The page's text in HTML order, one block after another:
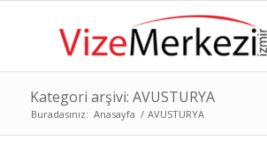
Kategori arşivi: AVUSTURYA
Buradasınız: Anasayfa / AVUSTURYA